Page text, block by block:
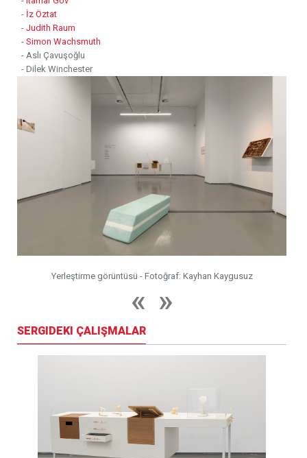
- İz Öztat
- Judith Raum
- Simon Wachsmuth
- Aslı Çavuşoğlu
- Dilek Winchester
Yerleştirme görüntüsü - Fotoğraf: Kayhan Kaygusuz
SERGIDEKI ÇALIŞMALAR